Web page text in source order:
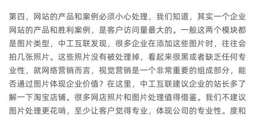
第四，网站的产品和案例必须小心处理，我们知道，其实一个企业
网站的产品和胜利案例，是客户访问量最大的。一般这两个模块都
是图片类型，中工互联发现，很多企业在添加这些图片时，往往会
拍几张照片。这些照片没有被处理掉，看起来很黑或者缺乏任何专
业性，就网络营销而言，视觉营销是一个非常重要的组成部分，能
否通过图片体现企业价值？在这里，中工互联建议企业的站长多了
解一下淘宝店铺。很多网店照片和图片处理值得借鉴。我们不建议
图片处理更花哨，至少让客户觉得专业，体现公司的专业性。度和